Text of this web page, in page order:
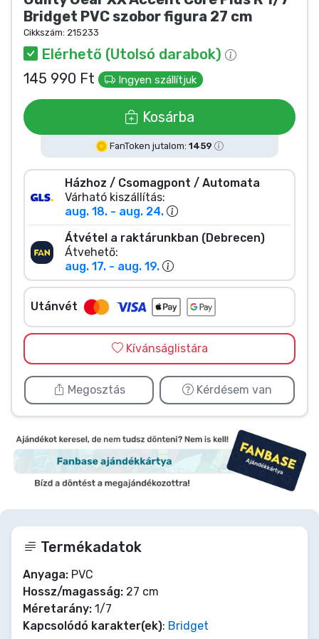
Bridget PVC szobor figura 27 cm
Cikkszám: 215233
Elérhető (Utolsó darabok)
145 990 Ft
Ingyen szállítjuk
Kosárba
FanToken jutalom: 1459
Házhoz / Csomagpont / Automata
Várható kiszállítás:
aug. 18. - aug. 24.
Átvétel a raktárunkban (Debrecen)
Átvehető:
aug. 17. - aug. 19.
Utánvét
Kívánságlistára
Megosztás Kérdésem van
Termékadatok
Anyaga: PVC
Hossz/magasság: 27 cm
Méretarány: 1/7
Kapcsolódó karakter(ek): Bridget
Terméktípusok